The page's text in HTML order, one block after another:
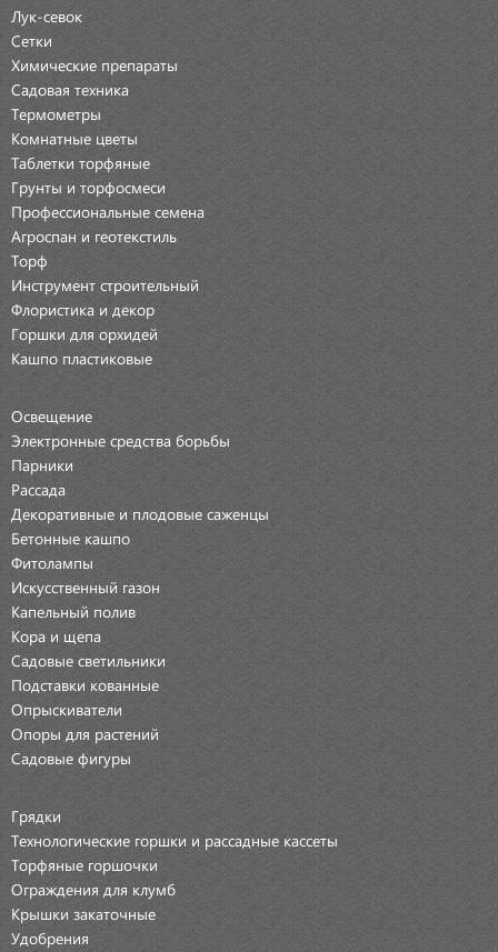
Лук-севок
Сетки
Химические препараты
Садовая техника
Термометры
Комнатные цветы
Таблетки торфяные
Грунты и торфосмеси
Профессиональные семена
Агроспан и геотекстиль
Торф
Инструмент строительный
Флористика и декор
Горшки для орхидей
Кашпо пластиковые
Освещение
Электронные средства борьбы
Парники
Рассада
Декоративные и плодовые саженцы
Бетонные кашпо
Фитолампы
Искусственный газон
Капельный полив
Кора и щепа
Садовые светильники
Подставки кованные
Опрыскиватели
Опоры для растений
Садовые фигуры
Грядки
Технологические горшки и рассадные кассеты
Торфяные горшочки
Ограждения для клумб
Крышки закаточные
Удобрения